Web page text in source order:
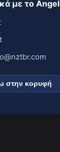
με το
στην κορυφή
για